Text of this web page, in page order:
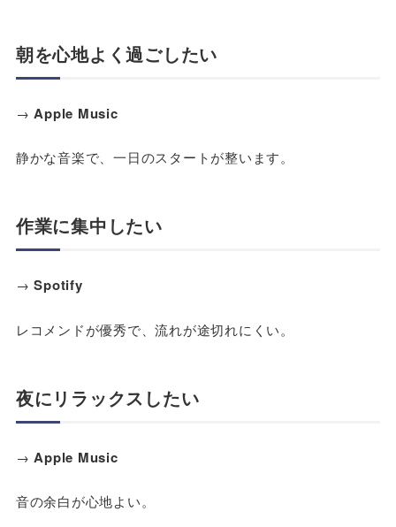
朝を心地よく過ごしたい
→ Apple Music
静かな音楽で、一日のスタートが整います。
作業に集中したい
→Spotify
レコメンドが優秀で、流れが途切れにくい。
夜にリラックスしたい
→ Apple Music
音の余白が心地よい。